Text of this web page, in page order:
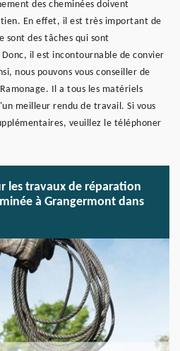
des cheminées doivent
En effet, il est très important de
sont des tâches qui sont
il est incontournable de convier
nous pouvons vous conseiller de
Il a tous les matériels
meilleur rendu de travail. Si vous
veuillez le téléphoner
les travaux de réparation
à Grangermont dans